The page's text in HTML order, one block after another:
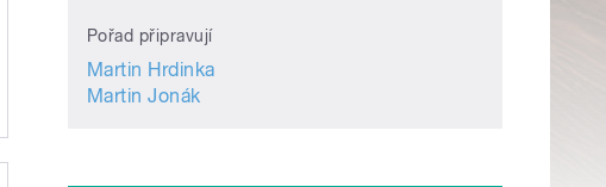
Pořad připravují
Martin Hrdinka
Martin Jonák